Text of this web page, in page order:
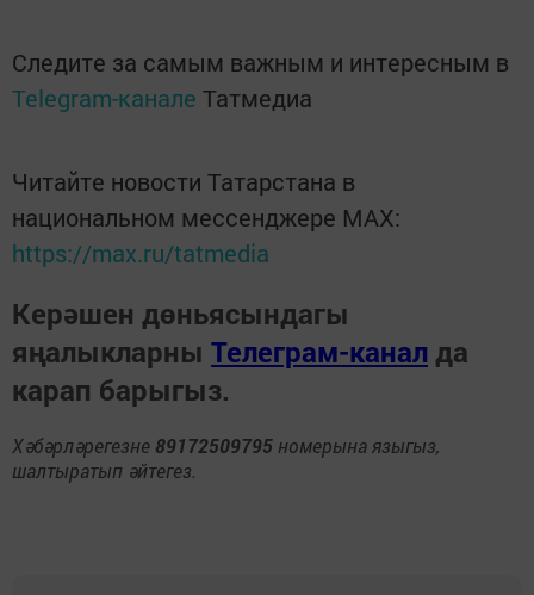
Следите за самым важным и интересным в
Telegram-канале Татмедиа
Читайте новости Татарстана в
национальном мессенджере MАХ:
https://max.ru/tatmedia
Керәшен дөньясындагы
яңалыкларны Телеграм-канал да
карап барыгыз.
Хәбәрләрегезне 89172509795 номерына языгыз,
шалтыратып әйтегез.